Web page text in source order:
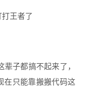
王者了
子都搞不起来了，
在只能靠搬搬代码这